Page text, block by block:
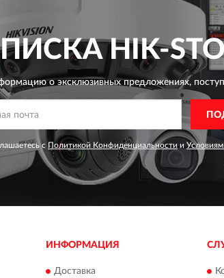
HIK-
о эксклюзивных предложениях,
с Политикой Конфиденциальности и
ИНФОРМАЦИЯ
Доставка